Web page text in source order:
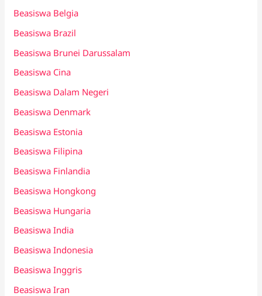
Beasiswa Belgia
Beasiswa Brazil
Beasiswa Brunei Darussalam
Beasiswa Cina
Beasiswa Dalam Negeri
Beasiswa Denmark
Beasiswa Estonia
Beasiswa Filipina
Beasiswa Finlandia
Beasiswa Hongkong
Beasiswa Hungaria
Beasiswa India
Beasiswa Indonesia
Beasiswa Inggris
Beasiswa Iran